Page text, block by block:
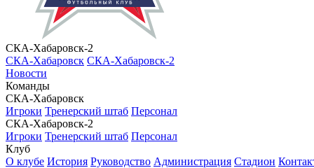
СКА-Хабаровск-2
СКА-Хабаровск СКА-Хабаровск-2
Новости
Команды
СКА-Хабаровск
Игроки Тренерский штаб Персонал
СКА-Хабаровск-2
Игроки Тренерский штаб Персонал
Клуб
О клубе История Руководство Администрация Стадион